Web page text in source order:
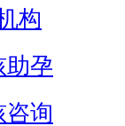
构
助孕
咨询